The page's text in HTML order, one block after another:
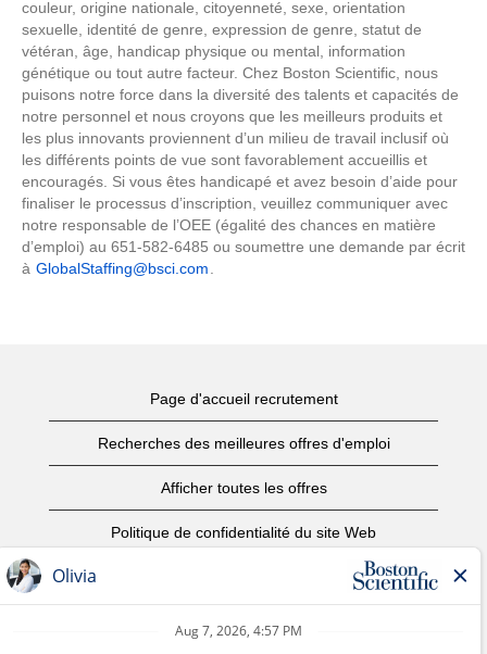
couleur, origine nationale, citoyenneté, sexe, orientation
sexuelle, identité de genre, expression de genre, statut de
vétéran, âge, handicap physique ou mental, information
génétique ou tout autre facteur. Chez Boston Scientific, nous
puisons notre force dans la diversité des talents et capacités de
notre personnel et nous croyons que les meilleurs produits et
les plus innovants proviennent d’un milieu de travail inclusif où
les différents points de vue sont favorablement accueillis et
encouragés. Si vous êtes handicapé et avez besoin d’aide pour
finaliser le processus d’inscription, veuillez communiquer avec
notre responsable de l’OEE (égalité des chances en matière
d’emploi) au 651-582-6485 ou soumettre une demande par écrit
à GlobalStaffing@bsci.com
Page d'accueil recrutement
Recherches des meilleures offres d'emploi
Afficher toutes les offres
Politique de confidentialité du site Web